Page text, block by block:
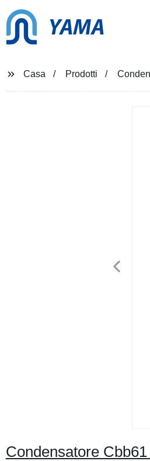
YAMA
Casa Prodotti
Condensatore